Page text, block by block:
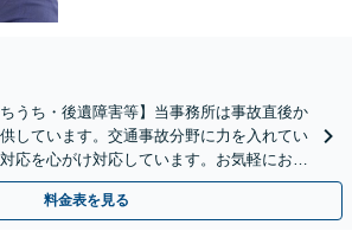
うち・後遺障害等】当事務所は事故直後か
しています。交通事故分野に力を入れてい
応を心がけ対応しています。お気軽にお問
予約制・初回法律相談無料◢
料金表を見る